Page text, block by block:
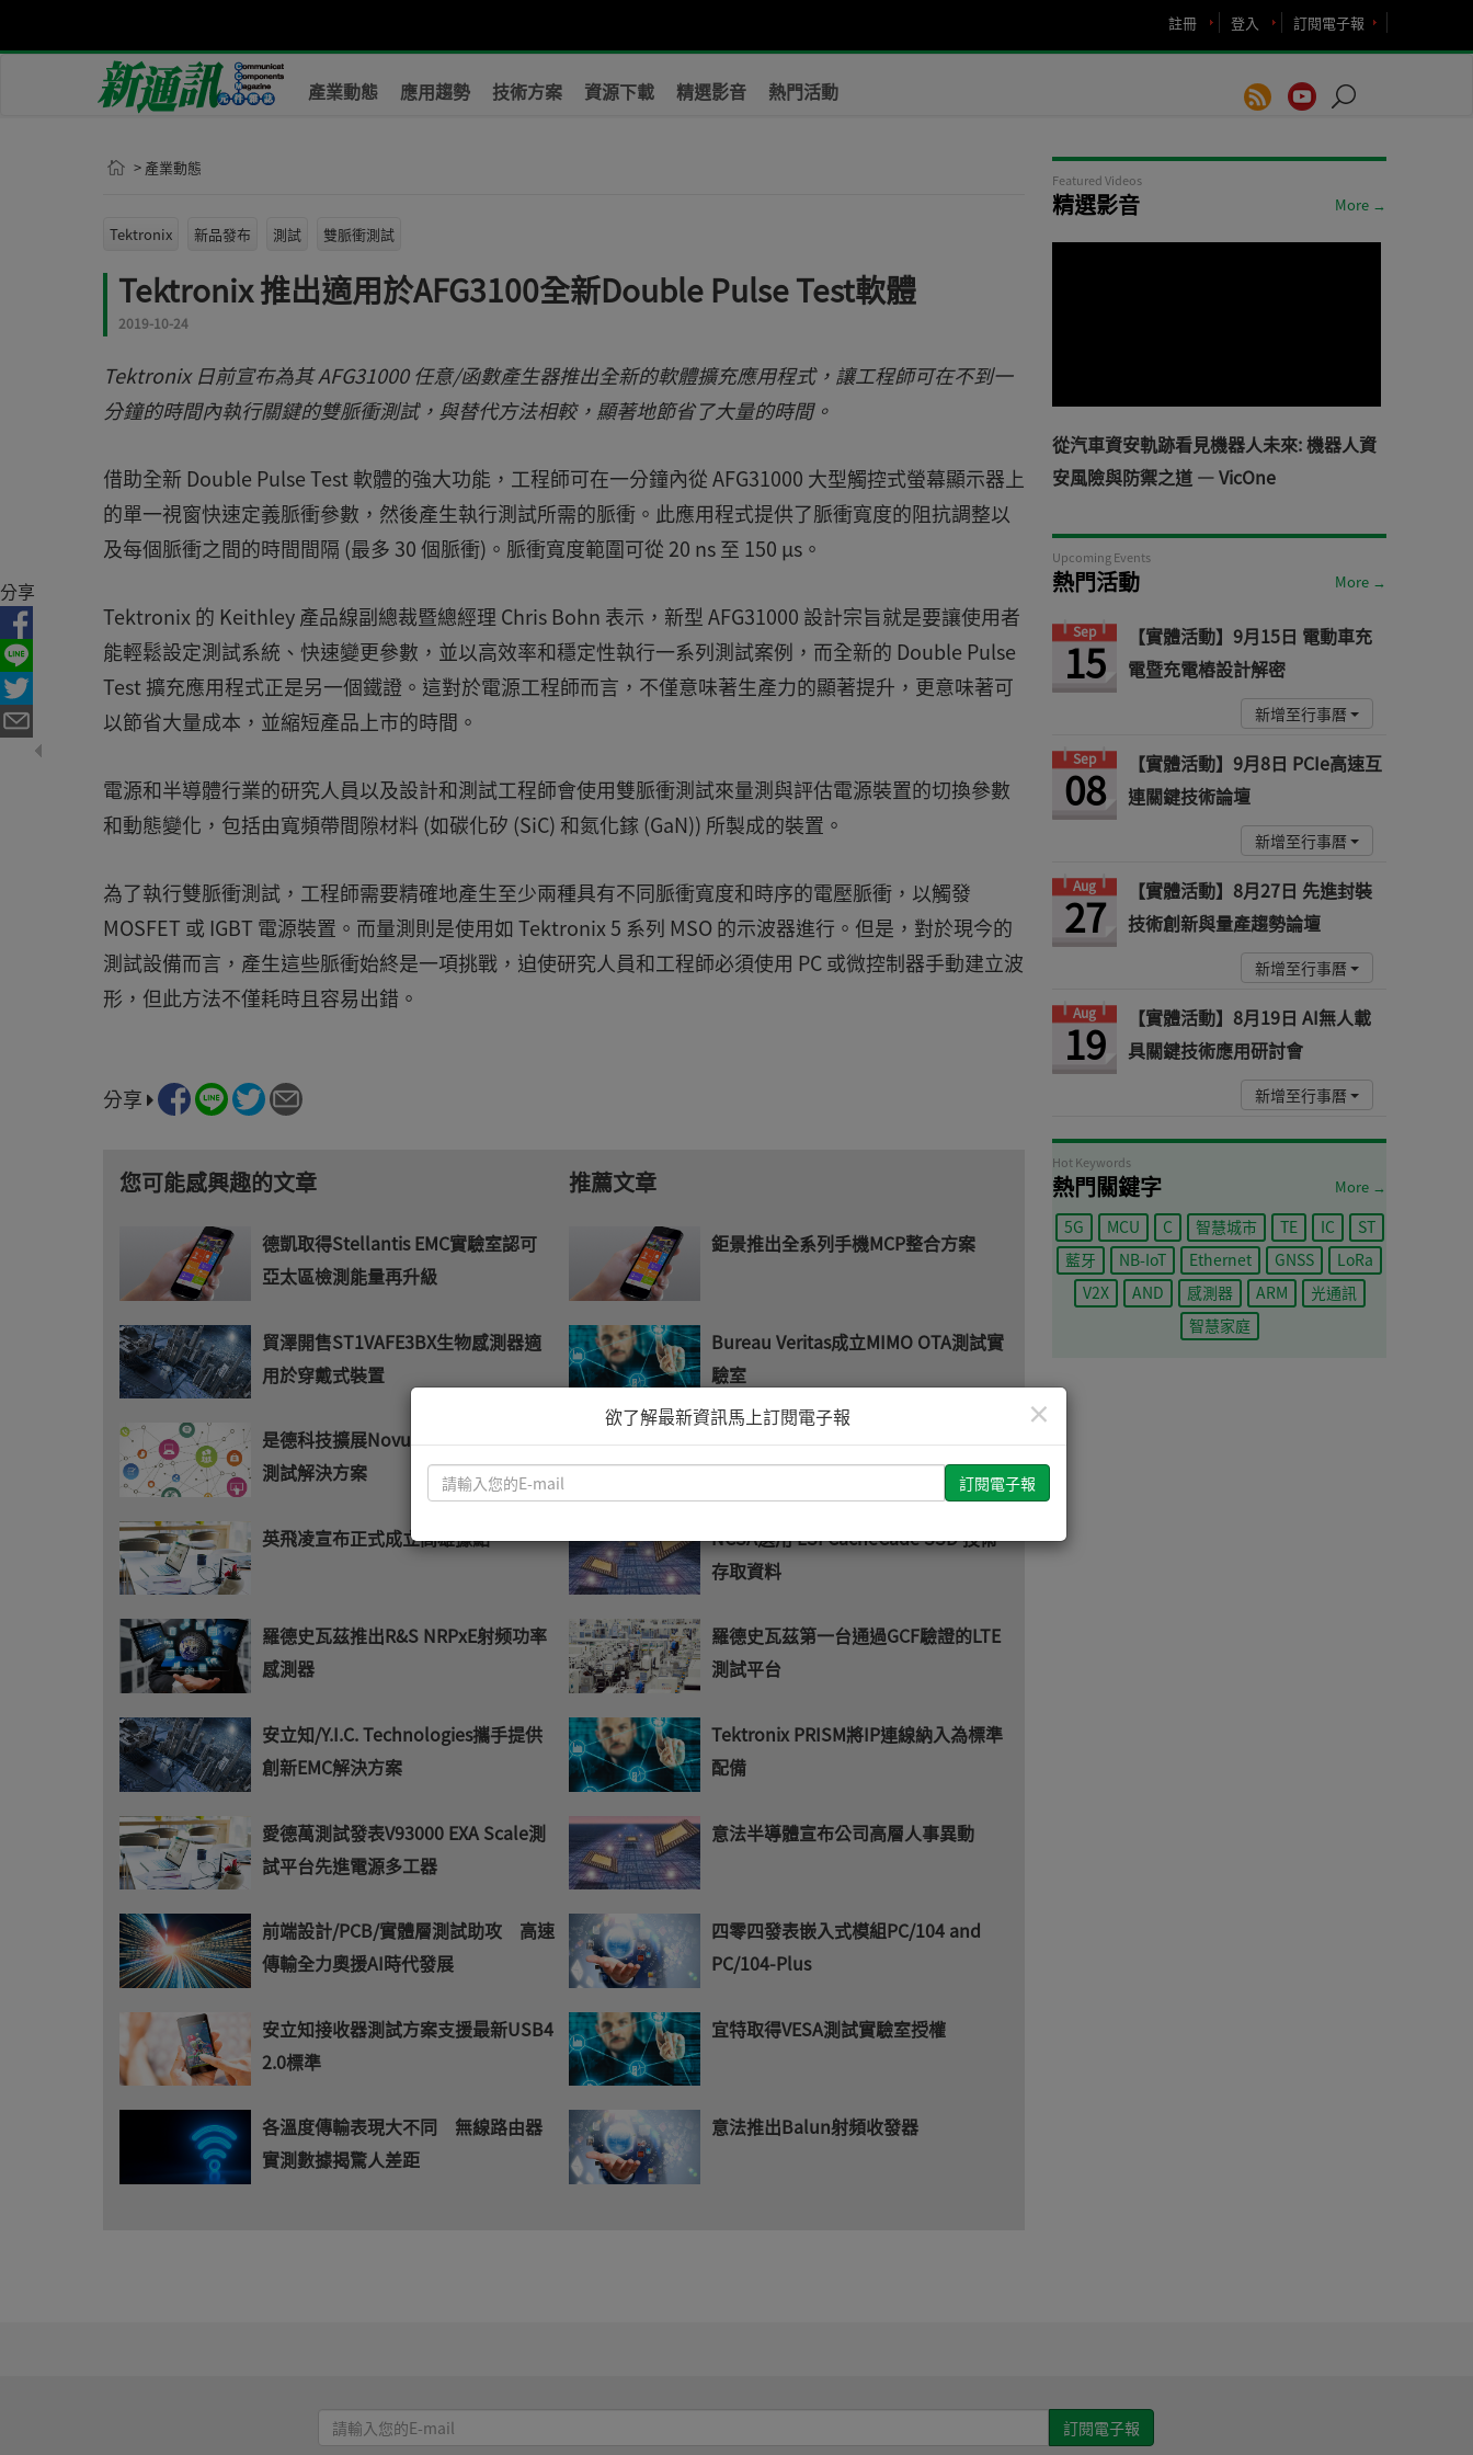
訂閱電子報
登入
註冊
產業動態 應用趨勢 技術方案 資源下載 精選影音 熱門活動
> 產業動態
Tektronix 新品發布 測試 雙脈衝測試
Tektronix 推出適用於AFG3100全新Double Pulse Test軟體
2019-10-24
Tektronix 日前宣布為其 AFG31000 任意/函數產生器推出全新的軟體擴充應用程式，讓工程師可在不到一
分鐘的時間內執行關鍵的雙脈衝測試，與替代方法相較，顯著地節省了大量的時間。
借助全新 Double Pulse Test 軟體的強大功能，工程師可在一分鐘內從 AFG31000 大型觸控式螢幕顯示器上
的單一視窗快速定義脈衝參數，然後產生執行測試所需的脈衝。此應用程式提供了脈衝寬度的阻抗調整以
及每個脈衝之間的時間間隔 (最多 30 個脈衝)。脈衝寬度範圍可從 20 ns 至 150 µs。
Tektronix 的 Keithley 產品線副總裁暨總經理 Chris Bohn 表示，新型 AFG31000 設計宗旨就是要讓使用者
能輕鬆設定測試系統、快速變更參數，並以高效率和穩定性執行一系列測試案例，而全新的 Double Pulse
Test 擴充應用程式正是另一個鐵證。這對於電源工程師而言，不僅意味著生產力的顯著提升，更意味著可
以節省大量成本，並縮短產品上市的時間。
電源和半導體行業的研究人員以及設計和測試工程師會使用雙脈衝測試來量測與評估電源裝置的切換參數
和動態變化，包括由寬頻帶間隙材料 (如碳化矽 (SiC) 和氮化鎵 (GaN)) 所製成的裝置。
為了執行雙脈衝測試，工程師需要精確地產生至少兩種具有不同脈衝寬度和時序的電壓脈衝，以觸發
MOSFET 或 IGBT 電源裝置。而量測則是使用如 Tektronix 5 系列 MSO 的示波器進行。但是，對於現今的
測試設備而言，產生這些脈衝始終是一項挑戰，迫使研究人員和工程師必須使用 PC 或微控制器手動建立波
形，但此方法不僅耗時且容易出錯。
分享
您可能感興趣的文章
德凱取得Stellantis EMC實驗室認可
亞太區檢測能量再升級
貿澤開售ST1VAFE3BX生物感測器適
用於穿戴式裝置
是德科技擴展Novus產品組合提供SDV
測試解決方案
英飛凌宣布正式成立高雄據點
羅德史瓦茲推出R&S NRPxE射频功率
感測器
安立知/Y.I.C. Technologies攜手提供
創新EMC解決方案
愛德萬測試發表V93000 EXA Scale測
試平台先進電源多工器
前端設計/PCB/實體層測試助攻 高速
傳輸全力奧援AI時代發展
安立知接收器測試方案支援最新USB4
2.0標準
各溫度傳輸表現大不同 無線路由器
實測數據揭驚人差距
推薦文章
鉅景推出全系列手機MCP整合方案
Bureau Veritas成立MIMO OTA測試實
驗室
瑞薩EtherCAT專用通訊SoC用於工業
自動化遠端I/O
NCSA選用 LSI CacheCade SSD 技術
存取資料
羅德史瓦茲第一台通過GCF驗證的LTE
測試平台
Tektronix PRISM將IP連線納入為標準
配備
意法半導體宣布公司高層人事異動
四零四發表嵌入式模組PC/104 and
PC/104-Plus
宜特取得VESA測試實驗室授權
意法推出Balun射頻收發器
Featured Videos
精選影音 More →
從汽車資安軌跡看見機器人未來: 機器人資
安風險與防禦之道 — VicOne
Upcoming Events
熱門活動 More →
Sep
15
【實體活動】9月15日 電動車充
電暨充電樁設計解密
新增至行事曆
Sep
08
【實體活動】9月8日 PCIe高速互
連關鍵技術論壇
新增至行事曆
Aug
27
【實體活動】8月27日 先進封裝
技術創新與量產趨勢論壇
新增至行事曆
Aug
19
【實體活動】8月19日 AI無人載
具關鍵技術應用研討會
新增至行事曆
Hot Keywords
熱門關鍵字 More →
5G MCU C 智慧城市 TE IC
ST
藍牙
NB-IoT Ethernet GNSS
LoRa
V2X
AND 感測器 ARM
光通訊
智慧家庭
請
輸
分享
×
欲了解最新資訊馬上訂閱電子報
輸
您
的
mail